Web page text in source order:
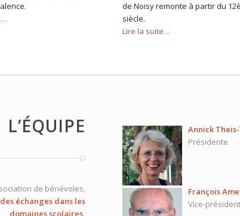
de Noisy remonte à partir du 12è
siècle.
Lire la suite…
L’ÉQUIPE
de bénévoles,
échanges dans les
domaines scolaires,
Annick
Présidente
François
Vice-